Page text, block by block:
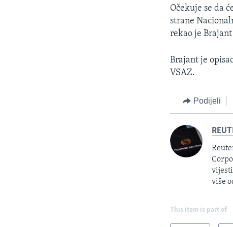
Očekuje se da
strane
rekao je
Brajant je
VSAZ.
Podijeli
više
This item is part of